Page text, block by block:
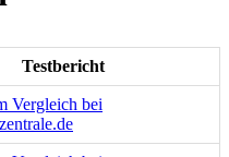
Testbericht
Vergleich bei